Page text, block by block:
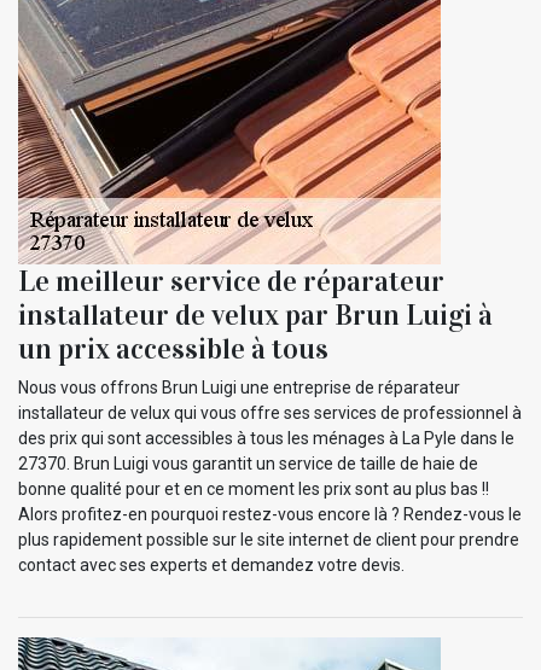
Le meilleur service de réparateur
installateur de velux par Brun Luigi à
un prix accessible à tous
Nous vous offrons Brun Luigi une entreprise de réparateur
installateur de velux qui vous offre ses services de professionnel à
des prix qui sont accessibles à tous les ménages à La Pyle dans le
27370. Brun Luigi vous garantit un service de taille de haie de
bonne qualité pour et en ce moment les prix sont au plus bas !!
Alors profitez-en pourquoi restez-vous encore là ? Rendez-vous le
plus rapidement possible sur le site internet de client pour prendre
contact avec ses experts et demandez votre devis.